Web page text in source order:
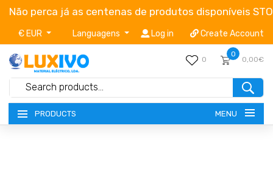
Não perca já as centenas de produtos disponíveis
€ EUR Languagens Log in Create Account
0
0
0,00€
PRODUCTS MENU